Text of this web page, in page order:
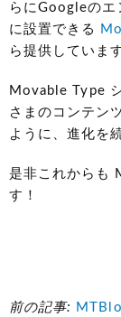
らにGoogleのエ
に設置できる
ら提供していま
Movable Type
さまのコンテン
ように、進化を
是非これからも
す！
前の記事: